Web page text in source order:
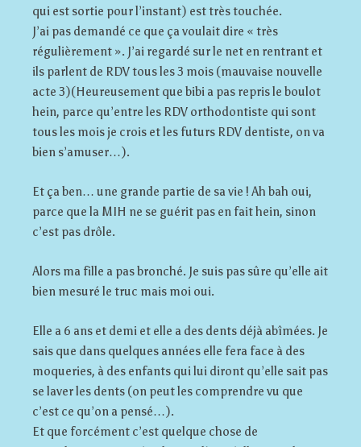
qui est sortie pour l’instant) est très touchée.
J’ai pas demandé ce que ça voulait dire « très
régulièrement ». J’ai regardé sur le net en rentrant et
ils parlent de RDV tous les 3 mois (mauvaise nouvelle
acte 3)(Heureusement que bibi a pas repris le boulot
hein, parce qu’entre les RDV orthodontiste qui sont
tous les mois je crois et les futurs RDV dentiste, on va
bien s’amuser…).
Et ça ben… une grande partie de sa vie ! Ah bah oui,
parce que la MIH ne se guérit pas en fait hein, sinon
c’est pas drôle.
Alors ma fille a pas bronché. Je suis pas sûre qu’elle ait
bien mesuré le truc mais moi oui.
Elle a 6 ans et demi et elle a des dents déjà abîmées. Je
sais que dans quelques années elle fera face à des
moqueries, à des enfants qui lui diront qu’elle sait pas
se laver les dents (on peut les comprendre vu que
c’est ce qu’on a pensé…).
Et que forcément c’est quelque chose de